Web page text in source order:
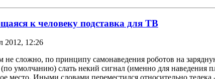
к человеку подставка для ТВ
2012, 12:26
сложно, по принципу самонаведения роботов на
умолчанию) слать некий сигнал (именно для наведения